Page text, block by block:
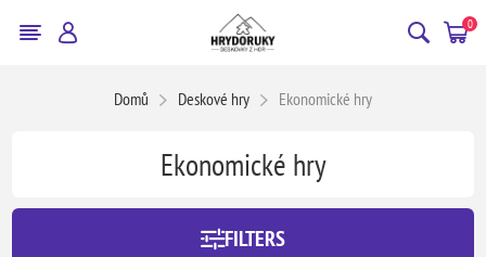
0
Domů Deskové hry Ekonomické hry
Ekonomické hry
FILTERS